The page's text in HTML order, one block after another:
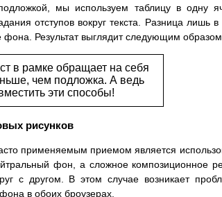
мы используем таблицу в одну
отступов вокруг текста. Разница лишь
фона. Результат выглядит следующим
в рамке обращает на себя
чем подложка. А ведь
эти способы!
рисунков
применяемым приемом является
фон, а сложное композиционное
с другом. В этом случае возникает
в обоих броузерах.